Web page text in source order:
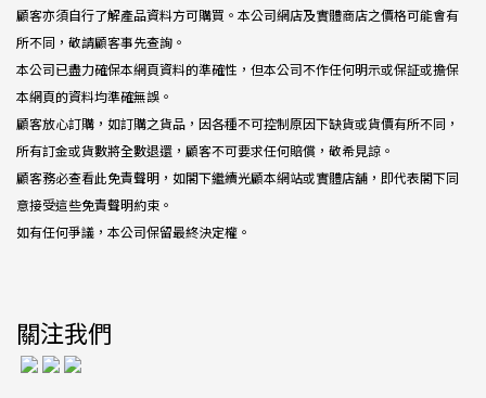
顧客亦須自行了解產品資料方可購買。本公司網店及實體商店之價格可能會有
所不同，敬請顧客事先查詢。
本公司已盡力確保本網頁資料的準確性，但本公司不作任何明示或保証或擔保
本網頁的資料均準確無誤。
顧客放心訂購，如訂購之貨品，因各種不可控制原因下缺貨或貨價有所不同，
所有訂金或貨數將全數退還，顧客不可要求任何賠償，敬希見諒。
顧客務必查看此免責聲明，如閣下繼續光顧本網站或實體店舖，即代表閣下同
意接受這些免責聲明約束。
如有任何爭議，本公司保留最終決定權。
關注我們